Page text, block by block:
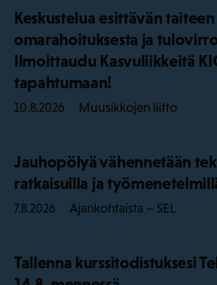
Keskustelua esittävän taiteen
omarahoituksesta ja
Ilmoittaudu Kasvuliikkeitä
tapahtumaan!
10.8.2026 Muusikkojen liitto
Jauhopölyä vähennetään
ratkaisuilla ja
7.8.2026 Ajankohtaista – SEL
Tallenna kurssitodistuksesi